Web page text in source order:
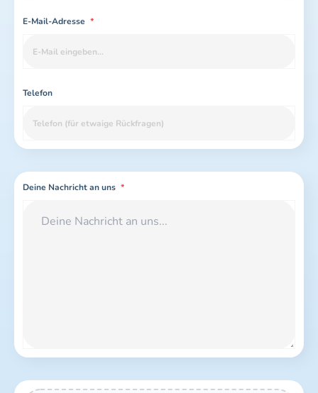
E-Mail-Adresse *
Telefon
Deine Nachricht an uns *